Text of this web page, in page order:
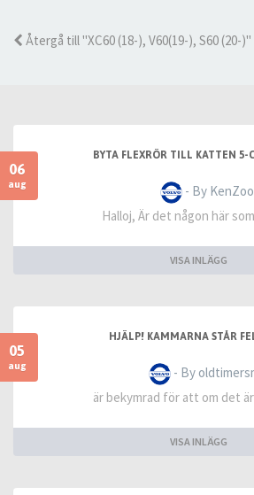
Återgå till "XC60 (18-), V60(19-), S60 (20-)"
06
aug
BYTA FLEXRÖR TILL KATTEN 5-
- By KenZoo
Halloj, Är det någon här
VISA INLÄGG
05
aug
HJÄLP! KAMMARNA STÅR
- By
är bekymrad för att om det
VISA INLÄGG